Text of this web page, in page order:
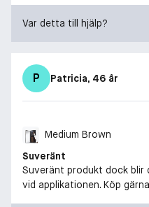
Var detta till hjälp?
P Patricia, 46 år
Medium Brown
Suveränt
Suveränt produkt dock blir
vid applikationen. Köp